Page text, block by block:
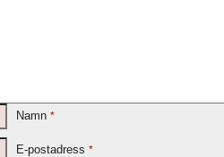
Namn *
E-postadress *